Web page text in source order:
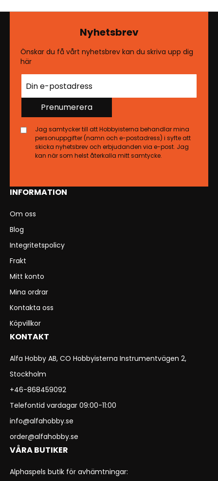
INFORMATION
Om oss
Blog
Integritetspolicy
Frakt
Mitt konto
Mina ordrar
Kontakta oss
Köpvillkor
KONTAKT
Alfa Hobby AB, CO Hobbyisterna Instrumentvägen 2,
Stockholm
+46-868459092
Telefontid vardagar 09:00-11:00
info@alfahobby.se
order@alfahobby.se
VÅRA BUTIKER
Alphaspels butik för avhämtningar:
Nyhetsbrev
Önskar du få vårt nyhetsbrev kan du skriva upp dig
här
Prenumerera
Jag samtycker till att Hobbyisterna behandlar mina
personuppgifter (namn och e-postadress) i syfte att
skicka nyhetsbrev och erbjudanden via e-post. Jag
kan när som helst återkalla mitt samtycke.